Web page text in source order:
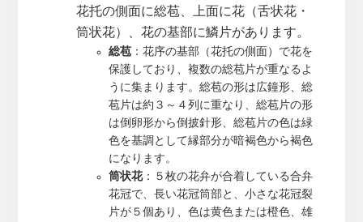
花托の側面に総苞、上面に花（舌状花・
筒状花）、花の基部に鱗片があります。
総苞：花序の基部（花托の側面）で花を
保護しており、複数の総苞片が重なるよ
うに集まります。総苞の形は広鐘形、総
苞片は約３～４列に重なり、総苞片の形
は倒卵形から倒披針形、総苞片の色は緑
色を基調として縁部分が暗褐色から褐色
になります。
筒状花：５枚の花弁が合着している合弁
花冠で、長い花冠筒部と、小さな花冠裂
片が５個あり、色は黄色または橙色、雄